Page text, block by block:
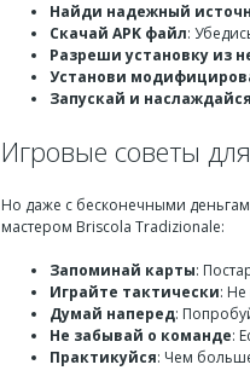
Найди надежный
Скачай APK файл:
Разреши установку из
Установи
Запускай и наслаждайся
Игровые советы
Но даже с бесконечными
мастером Briscola Tradizionale:
Запоминай карты:
Играйте тактически: Не
Думай наперед:
Не забывай о команде:
Практикуйся: Чем